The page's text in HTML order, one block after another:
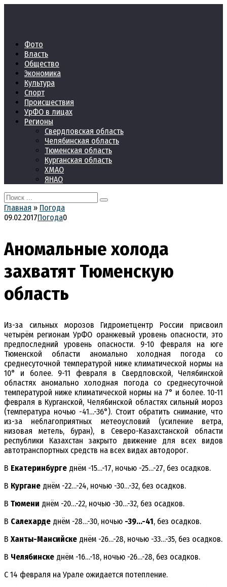
Фото
Власть
Общество
Экономика
Культура
Спорт
Происшествия
УрФО в лицах
Регионы
Свердловская область
Челябинская область
Тюменская область
Курганская область
ХМАО
ЯНАО
Search
for:
Главная » Погода
09.02.2017Погода0
Аномальные холода
захватят Тюменскую
область
Из-за сильных морозов Гидрометцентр России присвоил
четырём регионам УрФО оранжевый уровень опасности, это
предпоследний уровень опасности. 9-10 февраля на юге
Тюменской области аномально холодная погода со
среднесуточной температурой ниже климатической нормы на
10° и более. 9-11 февраля в Свердловской, Челябинской
областях аномально холодная погода со среднесуточной
температурой ниже климатической нормы на 7° и более. 10-11
февраля в Курганской, Челябинской областях сильный мороз
(температура ночью -41…-36°). Стоит обратить снимание, что
из-за неблагоприятных метеоусловий (усиление ветра,
низовая метель, буран), в Северо-Казахстанской области
республики Казахстан закрыто движение для всех видов
автотранспортных средств на всех видах автодорог.
В Екатеринбурге днём -15…-17, ночью -25…-27, без осадков.
В Кургане днём -22…-24, ночью -30…-32, без осадков.
В Тюмени днём -20…-22, ночью -30…-32, без осадков.
В Салехарде днём -28…-30, ночью -39…-41, без осадков.
В Ханты-Мансийске днём -26…-28, ночью -33…-35, без осадков.
В Челябинске днём -16…-18, ночью -26…-28, без осадков.
С 14 февраля на Урале ожидается потепление.